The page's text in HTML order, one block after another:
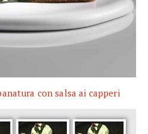
con salsa ai capperi